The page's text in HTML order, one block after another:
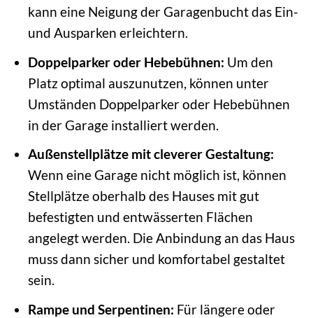
kann eine Neigung der Garagenbucht das Ein-
und Ausparken erleichtern.
Doppelparker oder Hebebühnen: Um den
Platz optimal auszunutzen, können unter
Umständen Doppelparker oder Hebebühnen
in der Garage installiert werden.
Außenstellplätze mit cleverer Gestaltung:
Wenn eine Garage nicht möglich ist, können
Stellplätze oberhalb des Hauses mit gut
befestigten und entwässerten Flächen
angelegt werden. Die Anbindung an das Haus
muss dann sicher und komfortabel gestaltet
sein.
Rampe und Serpentinen: Für längere oder